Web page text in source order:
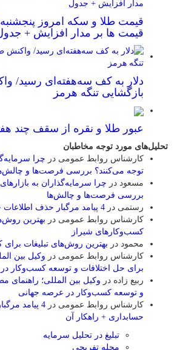
قیمت ها بر مدار افزایش +
دلار به کف سه‌هفته‌ای رسید/
بازگشایی تنگه هرمز
عبور طلا و نقره از سقف چند
تحلیل‌های مورد توجه مخاطبان
کارشناس روابط عمومی در چرا
توجه می‌کنند؟ بررسی فرصت‌ها و
مسعود در چرا سرمایه‌گذاران به
بررسی فرصت‌ها و چالش‌ها
رستمی در 4 پیامد مرگبار حذف اطلاعات حسابداری + راهکار آن
کارشناس روابط عمومی در بهترین
کسب‌وکارهای شیراز
محمود در بهترین روش‌های تبلیغات
کارشناس روابط عمومی در وکیل بین
برای حل اختلافات و توسعه کسب‌وکار
ربیع زاده در وکیل بین المللی؛ راهنمای
و توسعه کسب‌وکار در عرصه جهانی
کارشناس روابط عمومی در
4 پیامد
حسابداری + راهکار آن
تبلیغ در تحلیل سرمایه
مجله تفریحی